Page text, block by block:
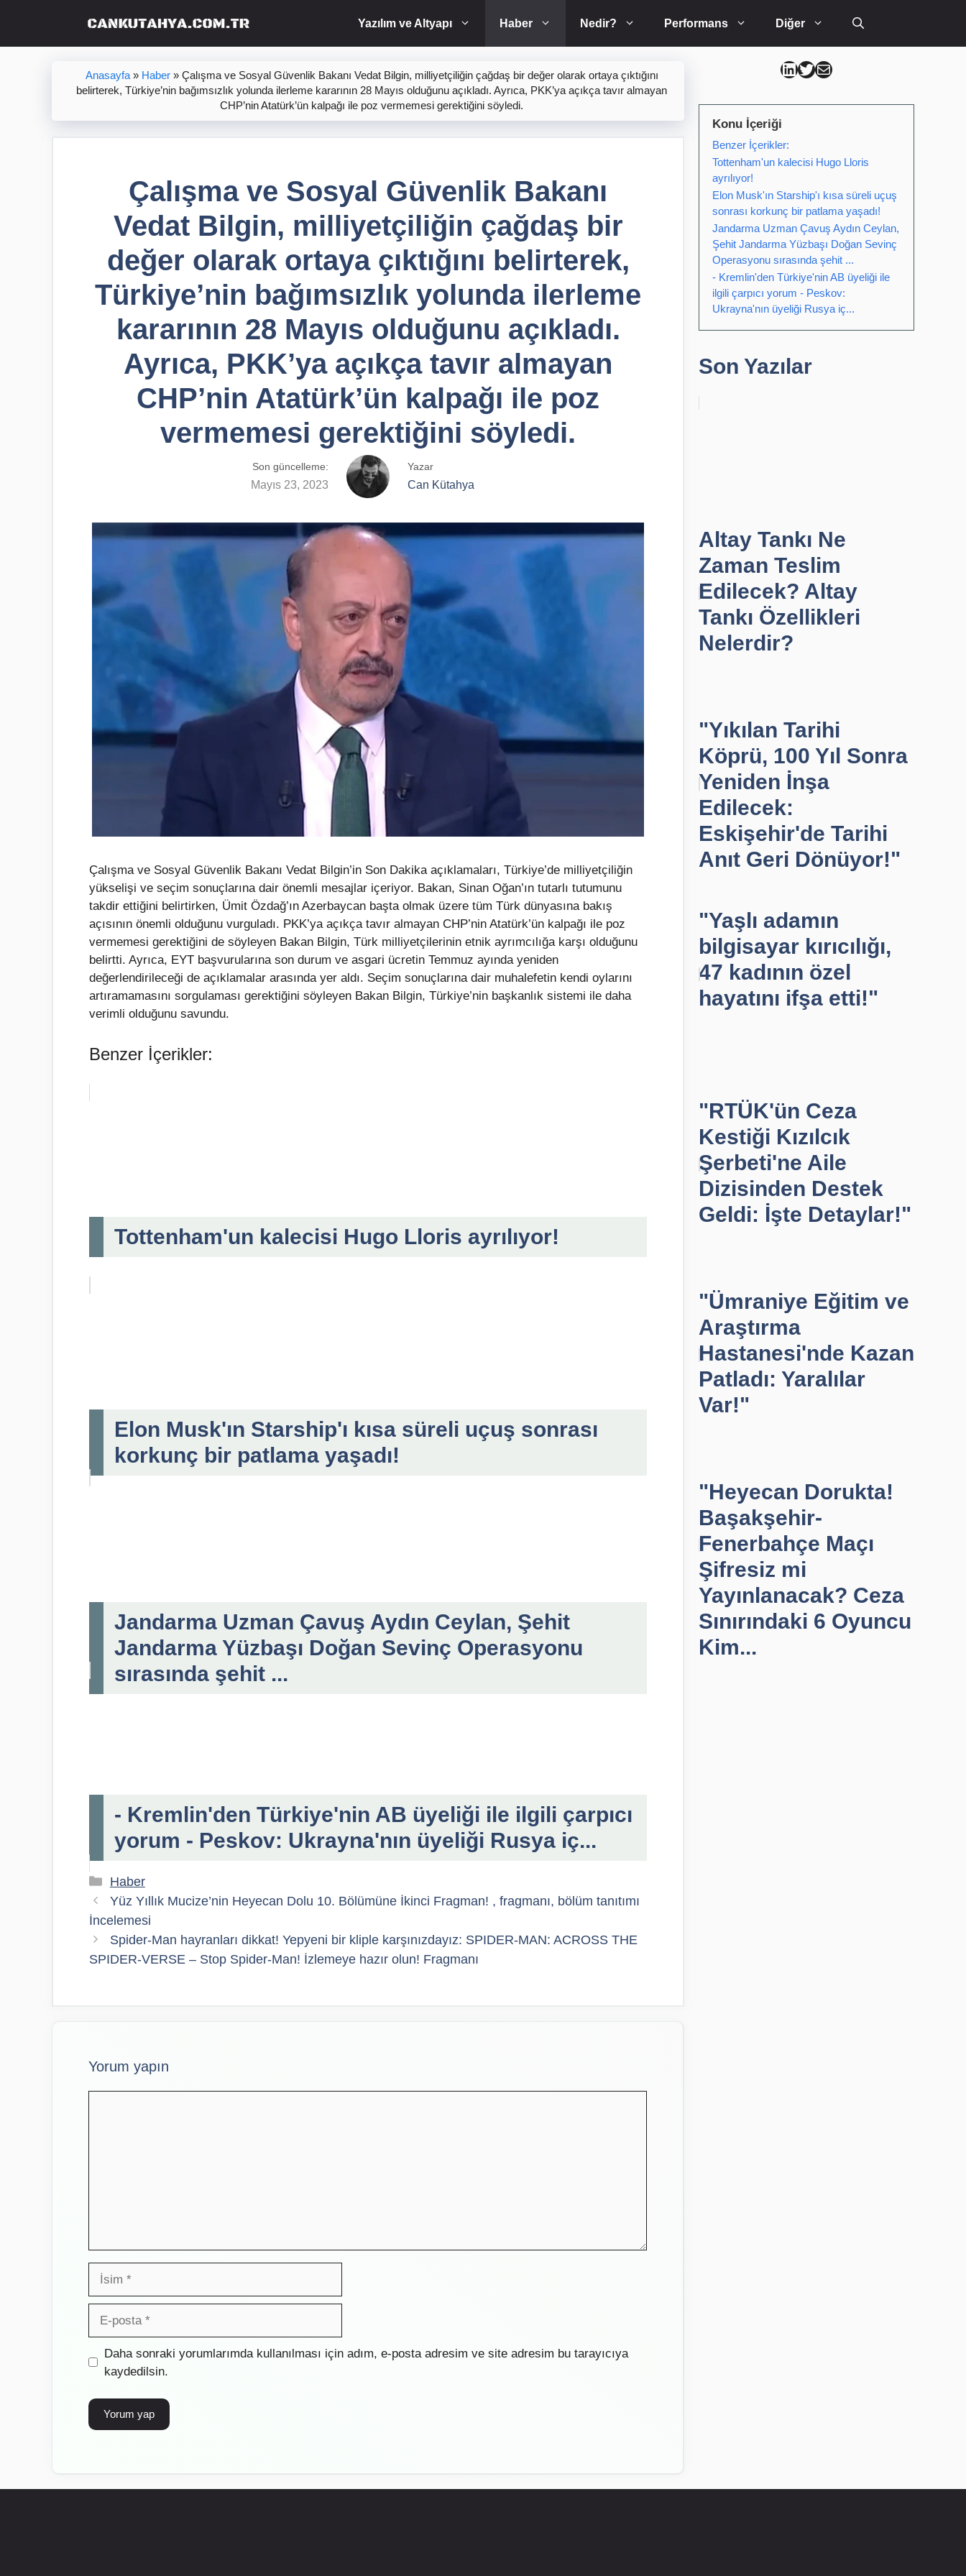
Yazılım ve Altyapı Haber Nedir? Performans Diğer
Anasayfa» Haber» Çalışma ve Sosyal Güvenlik Bakanı Vedat Bilgin, milliyetçiliğin çağdaş bir değer olarak ortaya çıktığını
belirterek, Türkiye’nin bağımsızlık yolunda ilerleme kararının 28 Mayıs olduğunu açıkladı. Ayrıca, PKK’ya açıkça tavır almayan
CHP’nin Atatürk’ün kalpağı ile poz vermemesi gerektiğini söyledi.
Çalışma ve Sosyal Güvenlik Bakanı
Vedat Bilgin, milliyetçiliğin çağdaş bir
değer olarak ortaya çıktığını belirterek,
Türkiye’nin bağımsızlık yolunda ilerleme
kararının 28 Mayıs olduğunu açıkladı.
Ayrıca, PKK’ya açıkça tavır almayan
CHP’nin Atatürk’ün kalpağı ile poz
vermemesi gerektiğini söyledi.
Son güncelleme:
Mayıs 23, 2023
Yazar
Can Kütahya
Çalışma ve Sosyal Güvenlik Bakanı Vedat Bilgin’in Son Dakika açıklamaları, Türkiye’de milliyetçiliğin
yükselişi ve seçim sonuçlarına dair önemli mesajlar içeriyor. Bakan, Sinan Oğan’ın tutarlı tutumunu
takdir ettiğini belirtirken, Ümit Özdağ’ın Azerbaycan başta olmak üzere tüm Türk dünyasına bakış
açısının önemli olduğunu vurguladı. PKK’ya açıkça tavır almayan CHP’nin Atatürk’ün kalpağı ile poz
vermemesi gerektiğini de söyleyen Bakan Bilgin, Türk milliyetçilerinin etnik ayrımcılığa karşı olduğunu
belirtti. Ayrıca, EYT başvurularına son durum ve asgari ücretin Temmuz ayında yeniden
değerlendirileceği de açıklamalar arasında yer aldı. Seçim sonuçlarına dair muhalefetin kendi oylarını
artıramamasını sorgulaması gerektiğini söyleyen Bakan Bilgin, Türkiye’nin başkanlık sistemi ile daha
verimli olduğunu savundu.
Benzer İçerikler:
Tottenham'un kalecisi Hugo Lloris ayrılıyor!
Elon Musk'ın Starship'ı kısa süreli uçuş sonrası
korkunç bir patlama yaşadı!
Jandarma Uzman Çavuş Aydın Ceylan, Şehit
Jandarma Yüzbaşı Doğan Sevinç Operasyonu
sırasında şehit ...
- Kremlin'den Türkiye'nin AB üyeliği ile ilgili çarpıcı
yorum - Peskov: Ukrayna'nın üyeliği Rusya iç...
Kategoriler
Haber
Yüz Yıllık Mucize’nin Heyecan Dolu 10. Bölümüne İkinci Fragman! , fragmanı, bölüm tanıtımı
İncelemesi
Spider-Man hayranları dikkat! Yepyeni bir kliple karşınızdayız: SPIDER-MAN: ACROSS THE
SPIDER-VERSE – Stop Spider-Man! İzlemeye hazır olun! Fragmanı
Yorum yapın
İsim
posta
İnternet
sitesi
Daha sonraki yorumlarımda kullanılması için adım, e-posta adresim ve site adresim bu tarayıcıya
kaydedilsin.
Can Kütahya Linkedin
Can Kütahya Twitter
Can Kütahya Mail
Konu İçeriği
Benzer İçerikler:
Tottenham'un kalecisi Hugo Lloris
ayrılıyor!
Elon Musk'ın Starship'ı kısa süreli uçuş
sonrası korkunç bir patlama yaşadı!
Jandarma Uzman Çavuş Aydın Ceylan,
Şehit Jandarma Yüzbaşı Doğan Sevinç
Operasyonu sırasında şehit ...
- Kremlin'den Türkiye'nin AB üyeliği ile
ilgili çarpıcı yorum - Peskov:
Ukrayna'nın üyeliği Rusya iç...
Son Yazılar
Altay Tankı Ne
Zaman Teslim
Edilecek? Altay
Tankı Özellikleri
Nelerdir?
"Yıkılan Tarihi
Köprü, 100 Yıl Sonra
Yeniden İnşa
Edilecek:
Eskişehir'de Tarihi
Anıt Geri Dönüyor!"
"Yaşlı adamın
bilgisayar kırıcılığı,
47 kadının özel
hayatını ifşa etti!"
"RTÜK'ün Ceza
Kestiği Kızılcık
Şerbeti'ne Aile
Dizisinden Destek
Geldi: İşte Detaylar!"
"Ümraniye Eğitim ve
Araştırma
Hastanesi'nde Kazan
Patladı: Yaralılar
Var!"
"Heyecan Dorukta!
Başakşehir-
Fenerbahçe Maçı
Şifresiz mi
Yayınlanacak? Ceza
Sınırındaki 6 Oyuncu
Kim...